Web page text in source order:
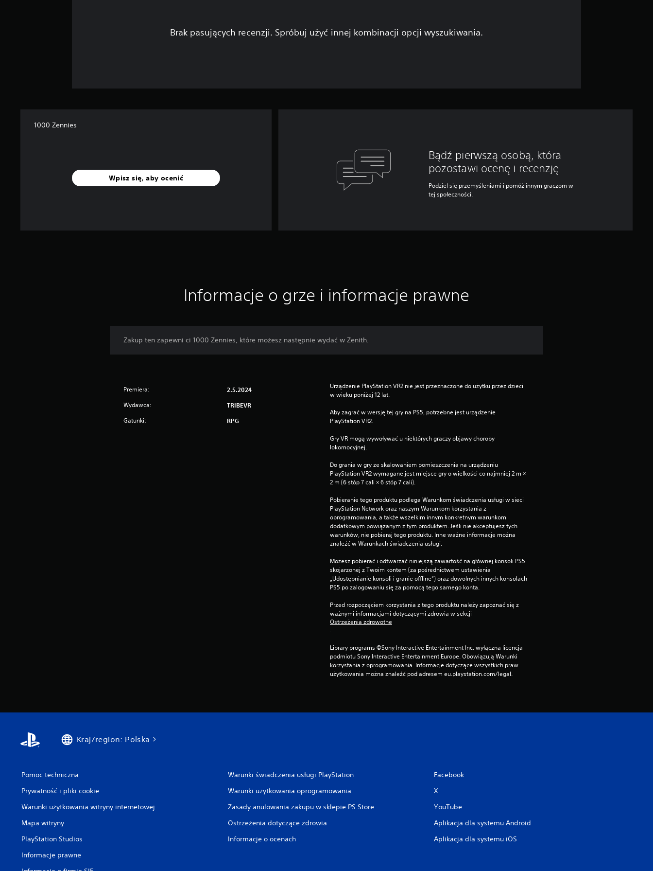
Brak pasujących recenzji. Spróbuj użyć innej kombinacji opcji wyszukiwania.
1000 Zennies
Wpisz się, aby ocenić
Bądź pierwszą osobą, która
pozostawi ocenę i recenzję
Podziel się przemyśleniami i pomóż innym graczom w
tej społeczności.
Informacje o grze i informacje prawne
Zakup ten zapewni ci 1000 Zennies, które możesz następnie wydać w Zenith.
Premiera: 2.5.2024
Wydawca: TRIBEVR
Gatunki: RPG
Urządzenie PlayStation VR2 nie jest przeznaczone do użytku przez dzieci
w wieku poniżej 12 lat.
Aby zagrać w wersję tej gry na PS5, potrzebne jest urządzenie
PlayStation VR2.
Gry VR mogą wywoływać u niektórych graczy objawy choroby
lokomocyjnej.
Do grania w gry ze skalowaniem pomieszczenia na urządzeniu
PlayStation VR2 wymagane jest miejsce gry o wielkości co najmniej 2 m ×
2 m (6 stóp 7 cali × 6 stóp 7 cali).
Pobieranie tego produktu podlega Warunkom świadczenia usługi w sieci
PlayStation Network oraz naszym Warunkom korzystania z
oprogramowania, a także wszelkim innym konkretnym warunkom
dodatkowym powiązanym z tym produktem. Jeśli nie akceptujesz tych
warunków, nie pobieraj tego produktu. Inne ważne informacje można
znaleźć w Warunkach świadczenia usługi.
Możesz pobierać i odtwarzać niniejszą zawartość na głównej konsoli PS5
skojarzonej z Twoim kontem (za pośrednictwem ustawienia
„Udostępnianie konsoli i granie offline”) oraz dowolnych innych konsolach
PS5 po zalogowaniu się za pomocą tego samego konta.
Przed rozpoczęciem korzystania z tego produktu należy zapoznać się z
ważnymi informacjami dotyczącymi zdrowia w sekcji
Ostrzeżenia zdrowotne
.
Library programs ©Sony Interactive Entertainment Inc. wyłączna licencja
podmiotu Sony Interactive Entertainment Europe. Obowiązują Warunki
korzystania z oprogramowania. Informacje dotyczące wszystkich praw
użytkowania można znaleźć pod adresem eu.playstation.com/legal.
Kraj/region: Polska
Pomoc techniczna
Prywatność i pliki cookie
Warunki użytkowania witryny internetowej
Mapa witryny
PlayStation Studios
Informacje prawne
Warunki świadczenia usługi PlayStation
Warunki użytkowania oprogramowania
Zasady anulowania zakupu w sklepie PS Store
Ostrzeżenia dotyczące zdrowia
Informacje o ocenach
Facebook
X
YouTube
Aplikacja dla systemu Android
Aplikacja dla systemu iOS